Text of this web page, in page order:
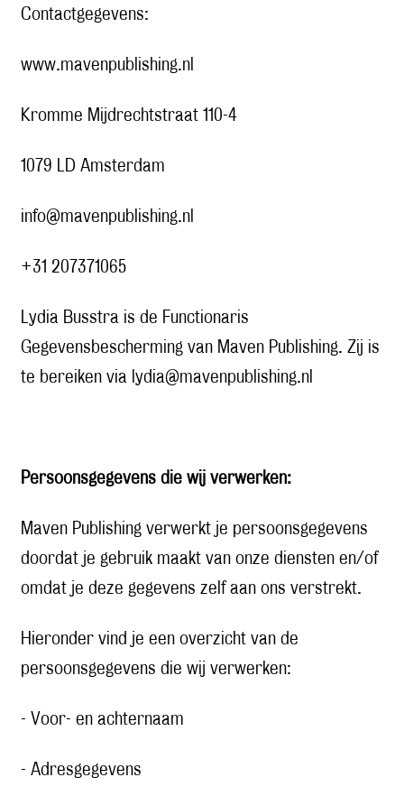
Contactgegevens:
www.mavenpublishing.nl
Kromme Mijdrechtstraat 110-4
1079 LD Amsterdam
info@mavenpublishing.nl
+31 207371065
Lydia Busstra is de Functionaris
Gegevensbescherming van Maven Publishing. Zij is
te bereiken via lydia@mavenpublishing.nl
Persoonsgegevens die wij verwerken:
Maven Publishing verwerkt je persoonsgegevens
doordat je gebruik maakt van onze diensten en/of
omdat je deze gegevens zelf aan ons verstrekt.
Hieronder vind je een overzicht van de
persoonsgegevens die wij verwerken:
- Voor- en achternaam
- Adresgegevens